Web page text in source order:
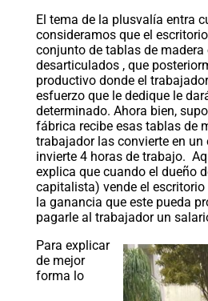
El tema de la plusvalía entra
consideramos que el
conjunto de tablas de madera
desarticulados , que
productivo donde el
esfuerzo que le dedique le
determinado. Ahora bien,
fábrica recibe esas tablas de
trabajador las convierte en
invierte 4 horas de trabajo.
explica que cuando el dueño
capitalista) vende el
la ganancia que este pueda
pagarle al trabajador un
Para explicar
de mejor
forma lo